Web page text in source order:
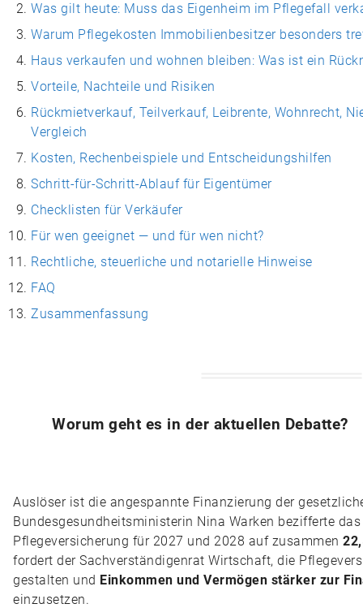
Was gilt heute: Muss das Eigenheim im Pflegefall
Warum Pflegekosten Immobilienbesitzer besonders
Haus verkaufen und wohnen bleiben: Was ist ein
Vorteile, Nachteile und Risiken
Rückmietverkauf, Teilverkauf, Leibrente, Wohnrecht,
Vergleich
Kosten, Rechenbeispiele und Entscheidungshilfen
Schritt-für-Schritt-Ablauf für Eigentümer
Checklisten für Verkäufer
Für wen geeignet — und für wen nicht?
Rechtliche, steuerliche und notarielle Hinweise
FAQ
Zusammenfassung
Worum geht es in der aktuellen Debatte?
Auslöser ist die angespannte Finanzierung der
Bundesgesundheitsministerin Nina Warken bezifferte
Pflegeversicherung für 2027 und 2028 auf zusammen
fordert der Sachverständigenrat Wirtschaft, die
gestalten und Einkommen und Vermögen stärker zur
einzusetzen.